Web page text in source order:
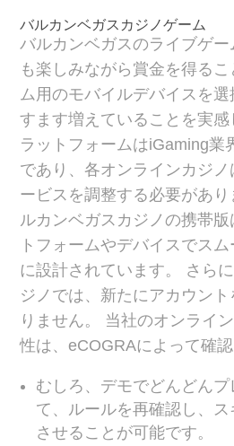
バルカンベガスカジノゲーム
バルカンベガスのライブゲ
も楽しみながら賞金を得る
ム用のモバイルデバイスを
すます増えていることを実
ラットフォームはiGaming業
であり、各オンラインカジ
ービスを調整する必要があ
ルカンベガスカジノの携帯
トフォームやデバイスでス
に設計されています。 さら
ジノでは、新たにアカウン
りません。 当社のオンライ
性は、eCOGRAによって確認
むしろ、デモでどんどん
て、ルールを再確認し、
させることが可能です。